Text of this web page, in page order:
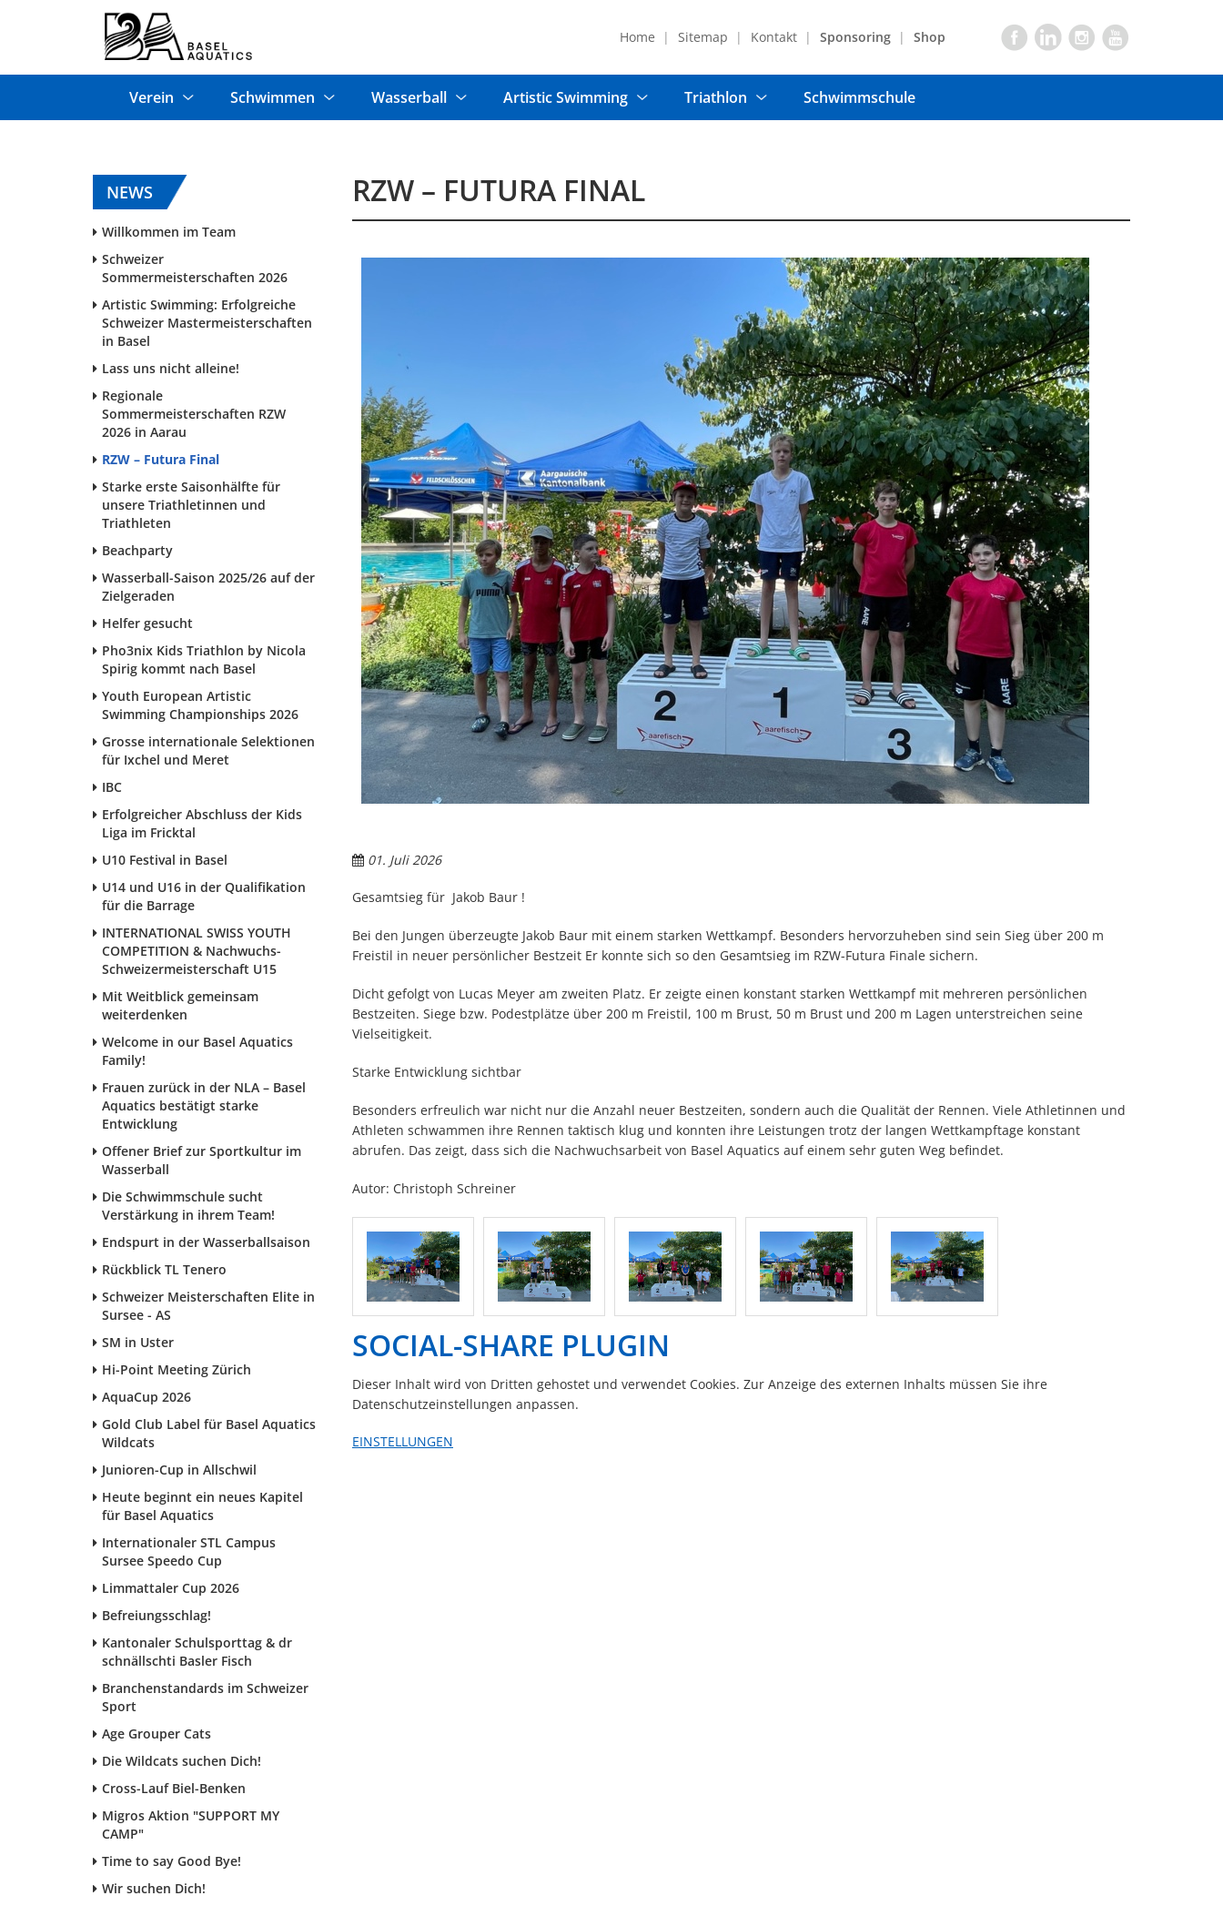
Home Sitemap Kontakt Sponsoring Shop
Verein Schwimmen Wasserball Artistic Swimming Triathlon Schwimmschule
NEWS
Willkommen im Team
Schweizer
Sommermeisterschaften 2026
Artistic Swimming: Erfolgreiche
Schweizer Mastermeisterschaften
in Basel
Lass uns nicht alleine!
Regionale
Sommermeisterschaften RZW
2026 in Aarau
RZW – Futura Final
Starke erste Saisonhälfte für
unsere Triathletinnen und
Triathleten
Beachparty
Wasserball-Saison 2025/26 auf der
Zielgeraden
Helfer gesucht
Pho3nix Kids Triathlon by Nicola
Spirig kommt nach Basel
Youth European Artistic
Swimming Championships 2026
Grosse internationale Selektionen
für Ixchel und Meret
IBC
Erfolgreicher Abschluss der Kids
Liga im Fricktal
U10 Festival in Basel
U14 und U16 in der Qualifikation
für die Barrage
INTERNATIONAL SWISS YOUTH
COMPETITION & Nachwuchs-
Schweizermeisterschaft U15
Mit Weitblick gemeinsam
weiterdenken
Welcome in our Basel Aquatics
Family!
Frauen zurück in der NLA – Basel
Aquatics bestätigt starke
Entwicklung
Offener Brief zur Sportkultur im
Wasserball
Die Schwimmschule sucht
Verstärkung in ihrem Team!
Endspurt in der Wasserballsaison
Rückblick TL Tenero
Schweizer Meisterschaften Elite in
Sursee - AS
SM in Uster
Hi-Point Meeting Zürich
AquaCup 2026
Gold Club Label für Basel Aquatics
Wildcats
Junioren-Cup in Allschwil
Heute beginnt ein neues Kapitel
für Basel Aquatics
Internationaler STL Campus
Sursee Speedo Cup
Limmattaler Cup 2026
Befreiungsschlag!
Kantonaler Schulsporttag & dr
schnällschti Basler Fisch
Branchenstandards im Schweizer
Sport
Age Grouper Cats
Die Wildcats suchen Dich!
Cross-Lauf Biel-Benken
Migros Aktion "SUPPORT MY
CAMP"
Time to say Good Bye!
Wir suchen Dich!
RZW – FUTURA FINAL
01. Juli 2026
Gesamtsieg für Jakob Baur !
Bei den Jungen überzeugte Jakob Baur mit einem starken Wettkampf. Besonders hervorzuheben sind sein Sieg über 200 m
Freistil in neuer persönlicher Bestzeit Er konnte sich so den Gesamtsieg im RZW-Futura Finale sichern.
Dicht gefolgt von Lucas Meyer am zweiten Platz. Er zeigte einen konstant starken Wettkampf mit mehreren persönlichen
Bestzeiten. Siege bzw. Podestplätze über 200 m Freistil, 100 m Brust, 50 m Brust und 200 m Lagen unterstreichen seine
Vielseitigkeit.
Starke Entwicklung sichtbar
Besonders erfreulich war nicht nur die Anzahl neuer Bestzeiten, sondern auch die Qualität der Rennen. Viele Athletinnen und
Athleten schwammen ihre Rennen taktisch klug und konnten ihre Leistungen trotz der langen Wettkampftage konstant
abrufen. Das zeigt, dass sich die Nachwuchsarbeit von Basel Aquatics auf einem sehr guten Weg befindet.
Autor: Christoph Schreiner
SOCIAL-SHARE PLUGIN
Dieser Inhalt wird von Dritten gehostet und verwendet Cookies. Zur Anzeige des externen Inhalts müssen Sie ihre
Datenschutzeinstellungen anpassen.
EINSTELLUNGEN